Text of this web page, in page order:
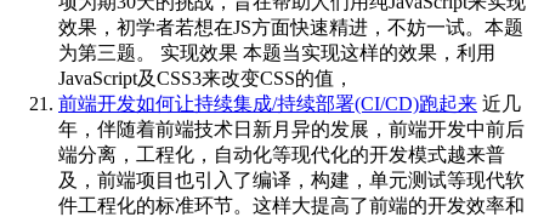
效果，初学者若想在JS方面快速精进，不妨一试。本题
为第三题。 实现效果 本题当实现这样的效果，利用
JavaScript及CSS3来改变CSS的值，
前端开发如何让持续集成/持续部署(CI/CD)跑起来 近几
年，伴随着前端技术日新月异的发展，前端开发中前后
端分离，工程化，自动化等现代化的开发模式越来普
及，前端项目也引入了编译，构建，单元测试等现代软
件工程化的标准环节。这样大提高了前端的开发效率和